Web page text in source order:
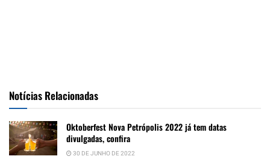
Notícias Relacionadas
Oktoberfest Nova Petrópolis 2022 já tem datas
divulgadas, confira
30 DE JUNHO DE 2022